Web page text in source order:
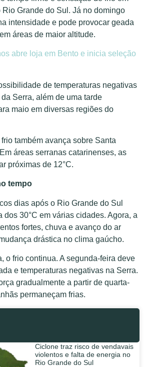
Rio Grande do Sul. Já no domingo
intensidade e pode provocar geada
áreas de maior altitude.
abre loja em Bento e inicia seleção
de temperaturas negativas
Serra, além de uma tarde
maio em diversas regiões do
também avança sobre Santa
áreas serranas catarinenses, as
próximas de 12°C.
tempo
dias após o Rio Grande do Sul
dos 30°C em várias cidades. Agora, a
fortes, chuva e avanço do ar
drástica no clima gaúcho.
o frio continua. A segunda-feira deve
e temperaturas negativas na Serra.
gradualmente a partir de quarta-
permaneçam frias.
Ciclone traz risco de vendavais
violentos e falta de energia no
Rio Grande do Sul